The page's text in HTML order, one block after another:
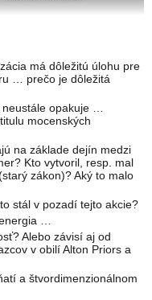
má dôležitú úlohu pre
… prečo je dôležitá
neustále opakuje …
mocenských
na základe dejín medzi
Kto vytvoril, resp. mal
zákon)? Aký to malo
stál v pozadí tejto akcie?
…
Alebo závisí aj od
v obilí Alton Priors a
a štvordimenzionálnom